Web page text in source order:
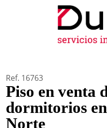
Ref. 16763
Piso en venta
dormitorios
Norte